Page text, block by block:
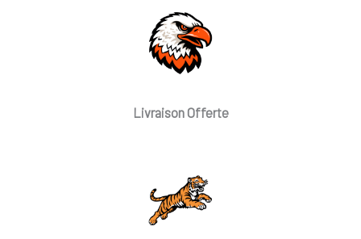
Livraison Offerte